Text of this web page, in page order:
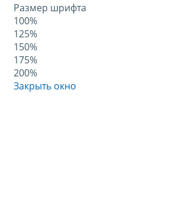
Размер шрифта
100%
125%
150%
175%
200%
Закрыть окно